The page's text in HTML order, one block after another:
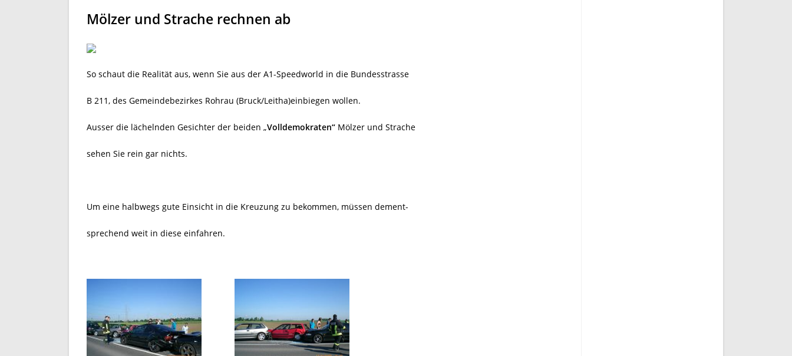
Mölzer und Strache rechnen ab
So schaut die Realität aus, wenn Sie aus der A1-Speedworld in die Bundesstrasse
B 211, des Gemeindebezirkes Rohrau (Bruck/Leitha)einbiegen wollen.
Ausser die lächelnden Gesichter der beiden „Volldemokraten“ Mölzer und Strache
sehen Sie rein gar nichts.
Um eine halbwegs gute Einsicht in die Kreuzung zu bekommen, müssen dement-
sprechend weit in diese einfahren.